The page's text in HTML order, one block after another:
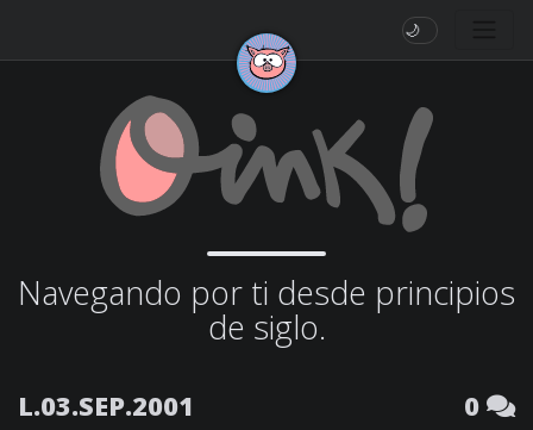
🌙
Navegando por ti desde principios
de siglo.
L.03.SEP.2001 0